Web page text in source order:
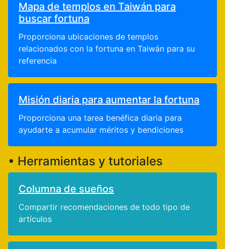
Mapa de templos en Taiwán para
buscar fortuna
Proporciona ubicaciones de templos
relacionados con la fortuna en Taiwán para su
referencia
Misión diaria para aumentar la fortuna
Proporciona una tarea benéfica diaria para
ayudarte a acumular méritos y bendiciones
• Herramientas y tutoriales
Columna de sueños
Compartir recomendaciones de todo tipo de
artículos